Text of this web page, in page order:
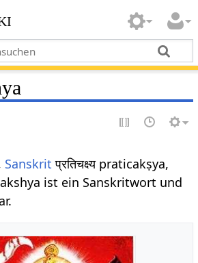
Sanskrit प्रतिचक्ष्य praticakṣya,
ist ein Sanskritwort und